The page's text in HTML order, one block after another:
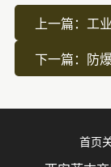
上一篇：工
下一篇：防
首页